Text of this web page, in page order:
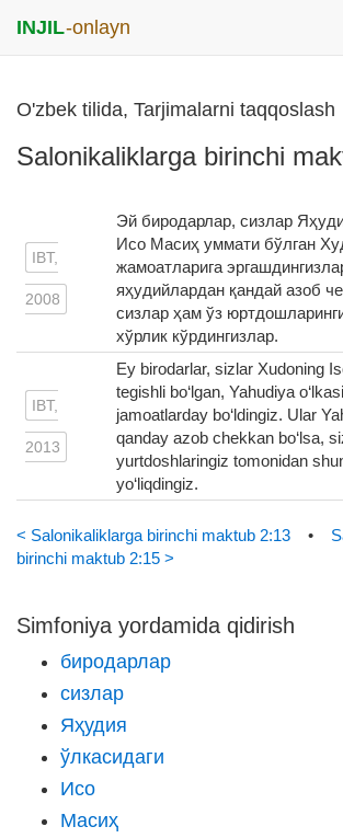
INJIL-onlayn
O'zbek tilida, Tarjimalarni taqqoslash
Salonikaliklarga birinchi
IBT,
2008
Эй биродарлар, сизлар
Исо Масиҳ уммати бўлган
жамоатларига
яҳудийлардан қандай азоб
сизлар ҳам ўз
хўрлик кўрдингизлар.
IBT,
2013
Ey birodarlar, sizlar Xudoning
tegishli bo‘lgan, Yahudiya
jamoatlarday bo‘ldingiz. Ular
qanday azob chekkan bo‘lsa,
yurtdoshlaringiz tomonidan
yo‘liqdingiz.
< Salonikaliklarga birinchi maktub 2:13 •
birinchi maktub 2:15 >
Simfoniya yordamida qidirish
биродарлар
сизлар
Яҳудия
ўлкасидаги
Исо
Масиҳ